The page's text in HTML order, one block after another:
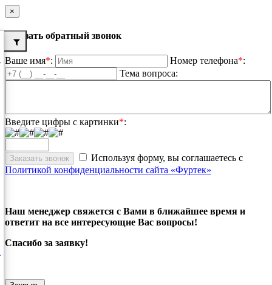
×
Заказать обратный звонок
Ваше имя*: Номер телефона*:
Тема вопроса:
Введите цифры с картинки*:
Используя форму, вы соглашаетесь с
Политикой конфиденциальности сайта «Фуртек»
Наш менеджер свяжется с Вами в ближайшее время и
ответит на все интересующие Вас вопросы!
Спасибо за заявку!